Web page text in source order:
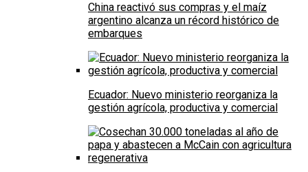
China reactivó sus compras y el maíz
argentino alcanza un récord histórico de
embarques
Ecuador: Nuevo ministerio reorganiza la
gestión agrícola, productiva y comercial